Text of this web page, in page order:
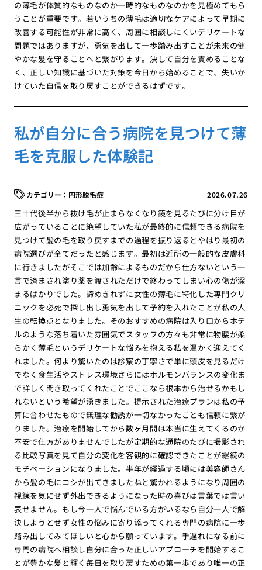
の薄毛が体質的なものなのか一時的なものなのかを見極めてもら
うことが重要です。若いうちの薄毛は適切なケアによって早期に
改善する可能性が非常に高く、周囲に相談しにくいデリケートな
問題ではありますが、勇気を出して一歩踏み出すことが未来の健
やかな髪を守ることへと繋がります。決して自分を責めることな
く、正しい知識に基づいた対策を今日から始めることで、失いか
けていた自信を取り戻すことができるはずです。
私が自分に合う病院を見つけて薄
毛を克服した体験記
2026.07.26
円形脱毛症
三十代後半から抜け毛が止まらなくなり鏡を見るたびに分け目が
広がっていることに絶望していた私が最終的に信頼できる病院を
見つけて髪の毛を取り戻すまでの過程を振り返るとやはり最初の
病院選びが全てだったと感じます。最初は近所の一般的な皮膚科
に行きましたがそこでは加齢によるものだから仕方ないという一
言で済まされ塗り薬を渡されただけで終わってしまい心の傷が深
まるばかりでした。諦めきれずに女性の薄毛に特化した専門クリ
ニックを必死で探し出し勇気を出して予約を入れたことが私の人
生の転換点となりました。そのおすすめの病院は入り口からホテ
ルのような落ち着いた雰囲気でスタッフの方々も非常に物腰が柔
らかく薄毛というデリケートな悩みを抱える私を温かく迎えてく
れました。何より驚いたのは診察の丁寧さで単に頭皮を見るだけ
でなく食生活やストレス環境さらにはホルモンバランスの変化ま
で詳しく聞き取ってくれたことでここなら根本から治せるかもし
れないという希望が湧きました。提示された治療プランは私の予
算に合わせたもので無理な勧誘が一切なかったことも信頼に繋が
りました。治療を開始してから数ヶ月間は本当に生えてくるのか
不安で仕方がありませんでしたが定期的な通院のたびに撮影され
る比較写真を見て自分の変化を客観的に確認できたことが継続の
モチベーションになりました。半年が経過する頃には美容師さん
から髪の毛にコシが出てきましたねと驚かれるようになり周囲の
視線を気にせず外出できるようになった時の喜びは言葉では言い
表せません。もし今一人で悩んでいる方がいるなら自分一人で解
決しようとせず女性の悩みに寄り添ってくれる専門の病院に一歩
踏み出してみてほしいと心から願っています。手遅れになる前に
専門の病院へ相談し自分に合った正しいアプローチを開始するこ
とが豊かな髪と輝く毎日を取り戻すための第一歩であり唯一の正